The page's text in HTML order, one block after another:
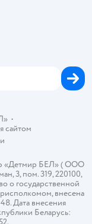
cookie
•
сайтом
«Детмир БЕЛ» ( ООО
3, пом. 319, 220100,
о государственной
внесена
Дата внесения
Беларусь: